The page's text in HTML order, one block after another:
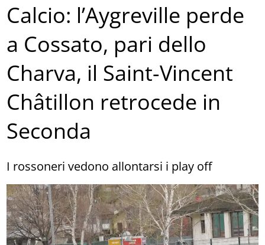
Calcio: l’Aygreville perde
a Cossato, pari dello
Charva, il Saint-Vincent
Châtillon retrocede in
Seconda
I rossoneri vedono allontarsi i play off